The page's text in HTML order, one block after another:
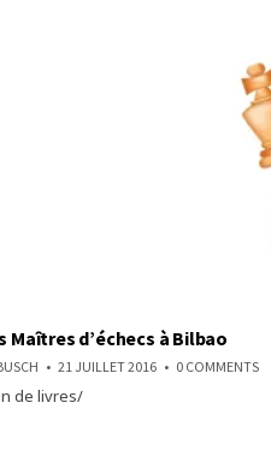
Maîtres d’échecs à Bilbao
21 JUILLET 2016 0 COMMENTSON
de livres/